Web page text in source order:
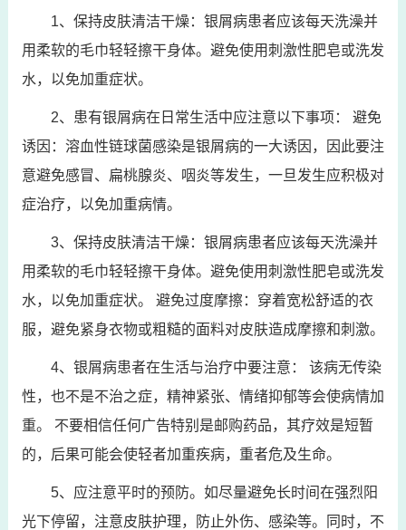
1、保持皮肤清洁干燥：银屑病患者应该每天洗澡并
用柔软的毛巾轻轻擦干身体。避免使用刺激性肥皂或洗发
水，以免加重症状。
2、患有银屑病在日常生活中应注意以下事项： 避免
诱因：溶血性链球菌感染是银屑病的一大诱因，因此要注
意避免感冒、扁桃腺炎、咽炎等发生，一旦发生应积极对
症治疗，以免加重病情。
3、保持皮肤清洁干燥：银屑病患者应该每天洗澡并
用柔软的毛巾轻轻擦干身体。避免使用刺激性肥皂或洗发
水，以免加重症状。 避免过度摩擦：穿着宽松舒适的衣
服，避免紧身衣物或粗糙的面料对皮肤造成摩擦和刺激。
4、银屑病患者在生活与治疗中要注意： 该病无传染
性，也不是不治之症，精神紧张、情绪抑郁等会使病情加
重。 不要相信任何广告特别是邮购药品，其疗效是短暂
的，后果可能会使轻者加重疾病，重者危及生命。
5、应注意平时的预防。如尽量避免长时间在强烈阳
光下停留，注意皮肤护理，防止外伤、感染等。同时，不